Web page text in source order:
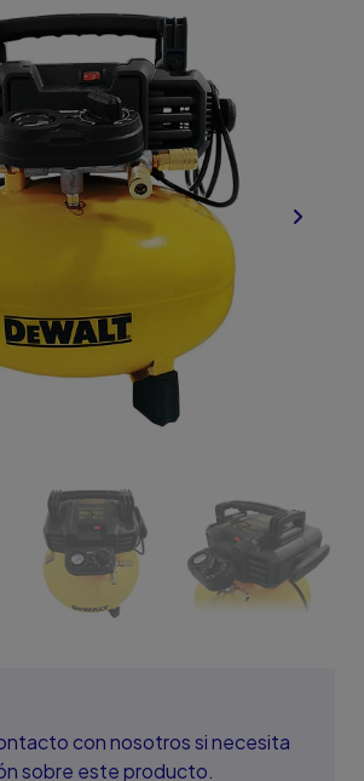
con nosotros si necesita
sobre este producto.